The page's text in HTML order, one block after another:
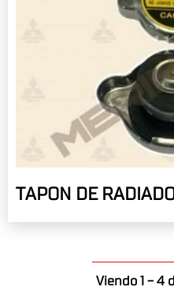
TAPON DE
Viendo 1 - 4